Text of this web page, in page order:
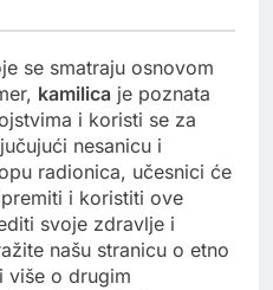
se smatraju osnovom
kamilica je poznata
i koristi se za
nesanicu i
radionica, učesnici će
i koristiti ove
svoje zdravlje i
našu stranicu o etno
više o drugim